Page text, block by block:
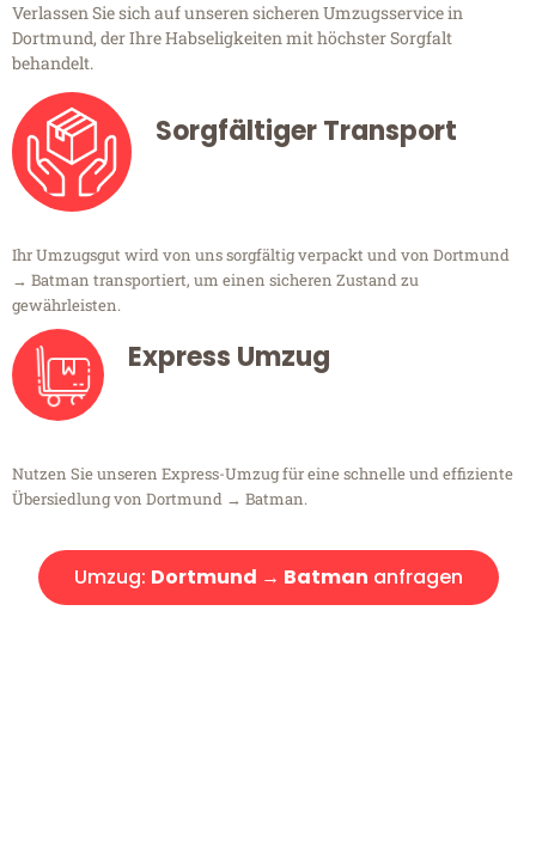
Verlassen Sie sich auf unseren sicheren Umzugsservice in
Dortmund, der Ihre Habseligkeiten mit höchster Sorgfalt
behandelt.
Sorgfältiger Transport
Ihr Umzugsgut wird von uns sorgfältig verpackt und von Dortmund
→ Batman transportiert, um einen sicheren Zustand zu
gewährleisten.
Express Umzug
Nutzen Sie unseren Express-Umzug für eine schnelle und effiziente
Übersiedlung von Dortmund → Batman.
Umzug: Dortmund → Batman anfragen